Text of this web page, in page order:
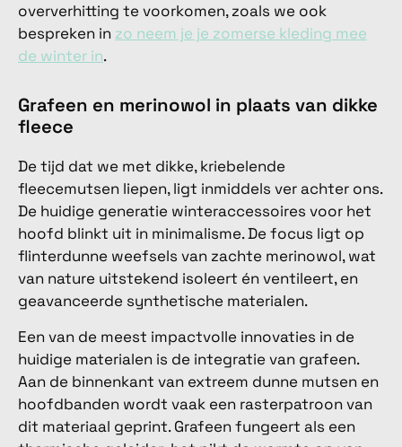
oververhitting te voorkomen, zoals we ook
bespreken in zo neem je je zomerse kleding mee
de winter in.
Grafeen en merinowol in plaats van dikke
fleece
De tijd dat we met dikke, kriebelende
fleecemutsen liepen, ligt inmiddels ver achter ons.
De huidige generatie winteraccessoires voor het
hoofd blinkt uit in minimalisme. De focus ligt op
flinterdunne weefsels van zachte merinowol, wat
van nature uitstekend isoleert én ventileert, en
geavanceerde synthetische materialen.
Een van de meest impactvolle innovaties in de
huidige materialen is de integratie van grafeen.
Aan de binnenkant van extreem dunne mutsen en
hoofdbanden wordt vaak een rasterpatroon van
dit materiaal geprint. Grafeen fungeert als een